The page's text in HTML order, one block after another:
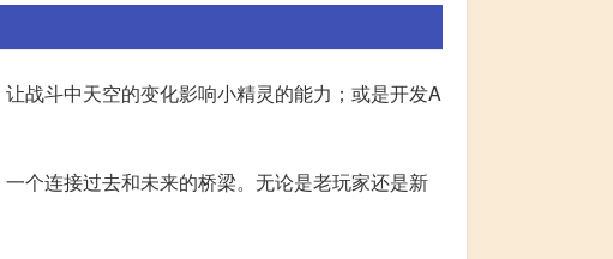
战斗中天空的变化影响小精灵的能力；或是开发A
个连接过去和未来的桥梁。无论是老玩家还是新